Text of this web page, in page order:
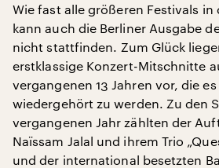
Wie fast alle größeren Festivals in
kann auch die Berliner Ausgabe
nicht stattfinden. Zum Glück
erstklassige Konzert-Mitschnitte
vergangenen 13 Jahren vor, die
wiedergehört zu werden. Zu den
vergangenen Jahr zählten der
Naïssam Jalal und ihrem Trio
und der international besetzten